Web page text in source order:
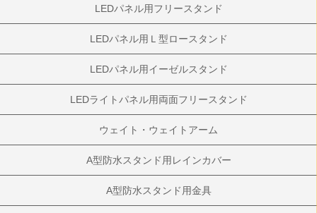
LEDパネル用フリースタンド
LEDパネル用Ｌ型ロースタンド
LEDパネル用イーゼルスタンド
LEDライトパネル用両面フリースタンド
ウェイト・ウェイトアーム
A型防水スタンド用レインカバー
A型防水スタンド用金具